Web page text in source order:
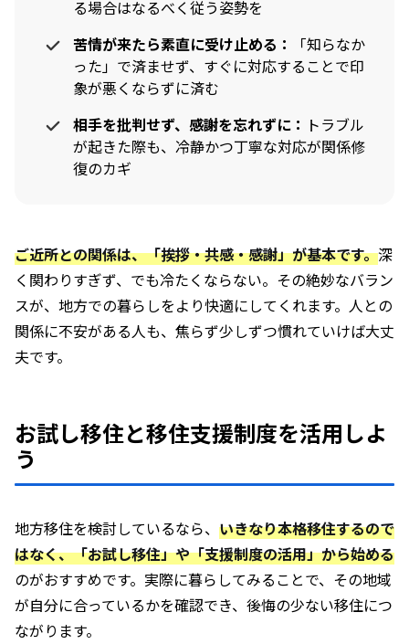
る場合はなるべく従う姿勢を
苦情が来たら素直に受け止める：
「知らなか
った」で済ませず、すぐに対応することで印
象が悪くならずに済む
相手を批判せず、感謝を忘れずに： トラブル
が起きた際も、冷静かつ丁寧な対応が関係修
復のカギ
ご近所との関係は、「挨拶・共感・感謝」が基本です。深
く関わりすぎず、でも冷たくならない。その絶妙なバラン
スが、地方での暮らしをより快適にしてくれます。人との
関係に不安がある人も、焦らず少しずつ慣れていけば大丈
夫です。
お試し移住と移住支援制度を活用しよ
う
地方移住を検討しているなら、 いきなり本格移住するので
はなく、「お試し移住」や「支援制度の活用」から始める
のがおすすめです。実際に暮らしてみることで、その地域
が自分に合っているかを確認でき、後悔の少ない移住につ
ながります。